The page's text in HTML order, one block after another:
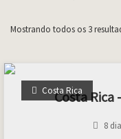
Mostrando todos os 3
Costa Rica
Costa Rica
8